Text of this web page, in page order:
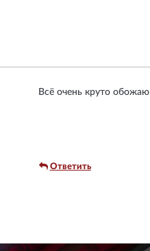
Всё очень круто
Ответить